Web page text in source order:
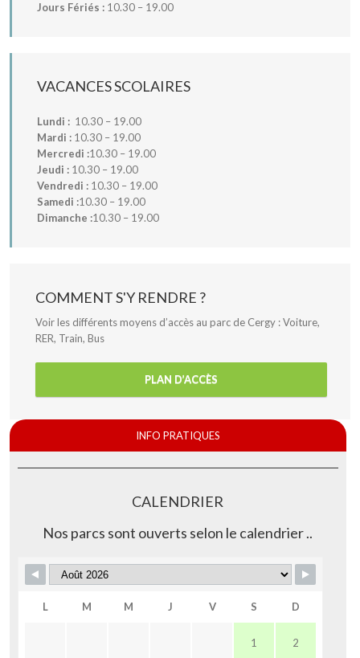
Jours Fériés : 10.30 – 19.00
VACANCES SCOLAIRES
Lundi : 10.30 – 19.00
Mardi : 10.30 – 19.00
Mercredi :10.30 – 19.00
Jeudi : 10.30 – 19.00
Vendredi : 10.30 – 19.00
Samedi :10.30 – 19.00
Dimanche :10.30 – 19.00
COMMENT S'Y RENDRE ?
Voir les différents moyens d’accès au parc de Cergy : Voiture,
RER, Train, Bus
PLAN D’ACCÈS
INFO PRATIQUES
CALENDRIER
Nos parcs sont ouverts selon le calendrier ..
L M M J V S D
1 2